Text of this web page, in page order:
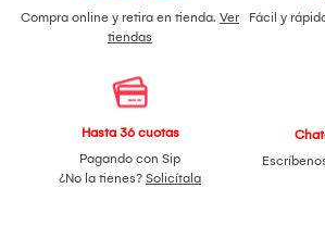
Compra online y retira en tienda. Ver
tiendas
Fácil y
Hasta 36 cuotas
Pagando con Sip
¿No la tienes? Solicítala